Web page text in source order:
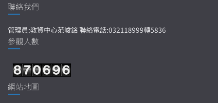
聯絡我們
管理員:教資中心范峻銘 聯絡電話:032118999轉5836
參觀人數
網站地圖